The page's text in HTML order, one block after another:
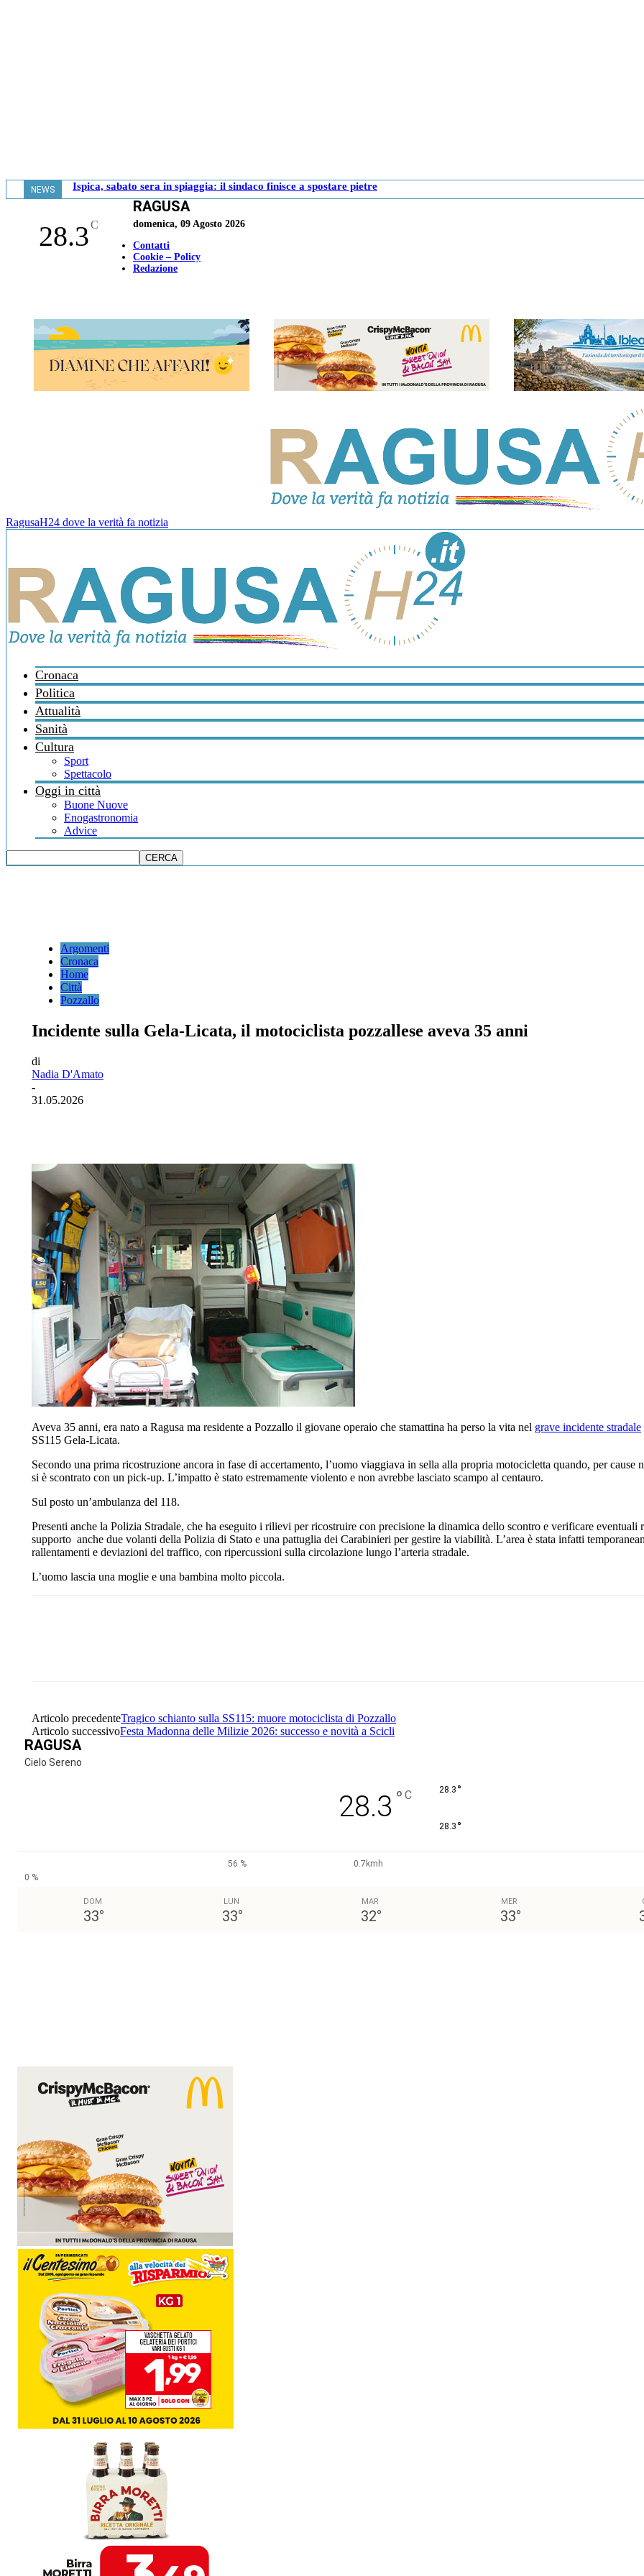
NEWS Ispica, sabato sera in spiaggia: il sindaco finisce a spostare pietre
28.3C
RAGUSA
domenica, 09 Agosto 2026
Contatti
Cookie – Policy
Redazione
RagusaH24 dove la verità fa notizia
Cronaca
Politica
Attualità
Sanità
Cultura
Sport
Spettacolo
Oggi in città
Buone Nuove
Enogastronomia
Advice
Argomenti
Cronaca
Home
Città
Pozzallo
Incidente sulla Gela-Licata, il motociclista pozzallese aveva 35 anni
di
Nadia D'Amato
-
31.05.2026
Aveva 35 anni, era nato a Ragusa ma residente a Pozzallo il giovane operaio che stamattina ha perso la vita nel grave incidente stradale
SS115 Gela-Licata.
Secondo una prima ricostruzione ancora in fase di accertamento, l’uomo viaggiava in sella alla propria motocicletta quando, per cause
si è scontrato con un pick-up. L’impatto è stato estremamente violento e non avrebbe lasciato scampo al centauro.
Sul posto un’ambulanza del 118.
Presenti anche la Polizia Stradale, che ha eseguito i rilievi per ricostruire con precisione la dinamica dello scontro e verificare eventuali
supporto anche due volanti della Polizia di Stato e una pattuglia dei Carabinieri per gestire la viabilità. L’area è stata infatti
rallentamenti e deviazioni del traffico, con ripercussioni sulla circolazione lungo l’arteria stradale.
L’uomo lascia una moglie e una bambina molto piccola.
Articolo precedenteTragico schianto sulla SS115: muore motociclista di Pozzallo
Articolo successivoFesta Madonna delle Milizie 2026: successo e novità a Scicli
RAGUSA
Cielo Sereno
28.3 ° C 28.3 °
28.3 °
56 %
0.7kmh
0 %
DOM
33°
LUN
33°
MAR
32°
MER
33°